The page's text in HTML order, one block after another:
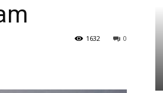
0
1632